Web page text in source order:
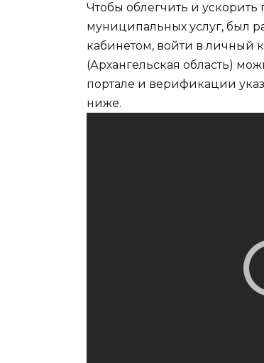
Чтобы облегчить и
муниципальных услуг, был
кабинетом, войти в личный
(Архангельская область)
портале и верификации
ниже.